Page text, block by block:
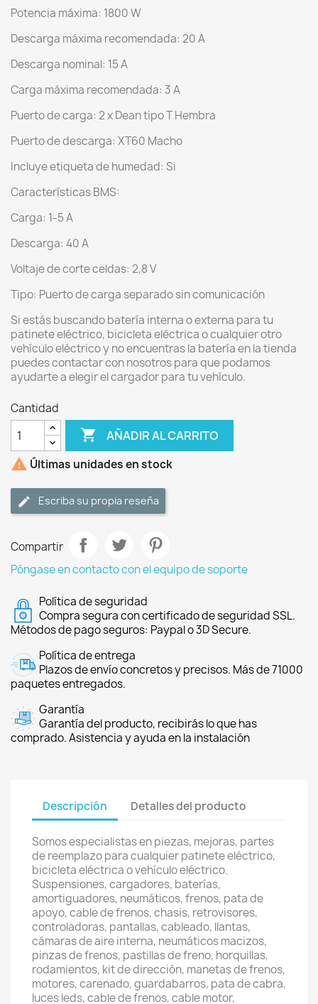
Potencia máxima: 1800 W
Descarga máxima recomendada: 20 A
Descarga nominal: 15 A
Carga máxima recomendada: 3 A
Puerto de carga: 2 x Dean tipo T Hembra
Puerto de descarga: XT60 Macho
Incluye etiqueta de humedad: Si
Características BMS:
Carga: 1-5 A
Descarga: 40 A
Voltaje de corte celdas: 2,8 V
Tipo: Puerto de carga separado sin comunicación
Si estás buscando batería interna o externa para tu
patinete eléctrico, bicicleta eléctrica o cualquier otro
vehículo eléctrico y no encuentras la batería en la tienda
puedes contactar con nosotros para que podamos
ayudarte a elegir el cargador para tu vehículo.
Cantidad
 AÑADIR AL CARRITO
 Últimas unidades en stock
Escriba su propia reseña
Compartir
Póngase en contacto con el equipo de soporte
Política de seguridad
Compra segura con certificado de seguridad SSL.
Métodos de pago seguros: Paypal o 3D Secure.
Política de entrega
Plazos de envío concretos y precisos. Más de 71000
paquetes entregados.
Garantía
Garantía del producto, recibirás lo que has
comprado. Asistencia y ayuda en la instalación
Descripción Detalles del producto
Somos especialistas en piezas, mejoras, partes
de reemplazo para cualquier patinete eléctrico,
bicicleta eléctrica o vehículo eléctrico.
Suspensiones, cargadores, baterías,
amortiguadores, neumáticos, frenos, pata de
apoyo, cable de frenos, chasis, retrovisores,
controladoras, pantallas, cableado, llantas,
cámaras de aire interna, neumáticos macizos,
pinzas de frenos, pastillas de freno, horquillas,
rodamientos, kit de dirección, manetas de frenos,
motores, carenado, guardabarros, pata de cabra,
luces leds, cable de frenos, cable motor,